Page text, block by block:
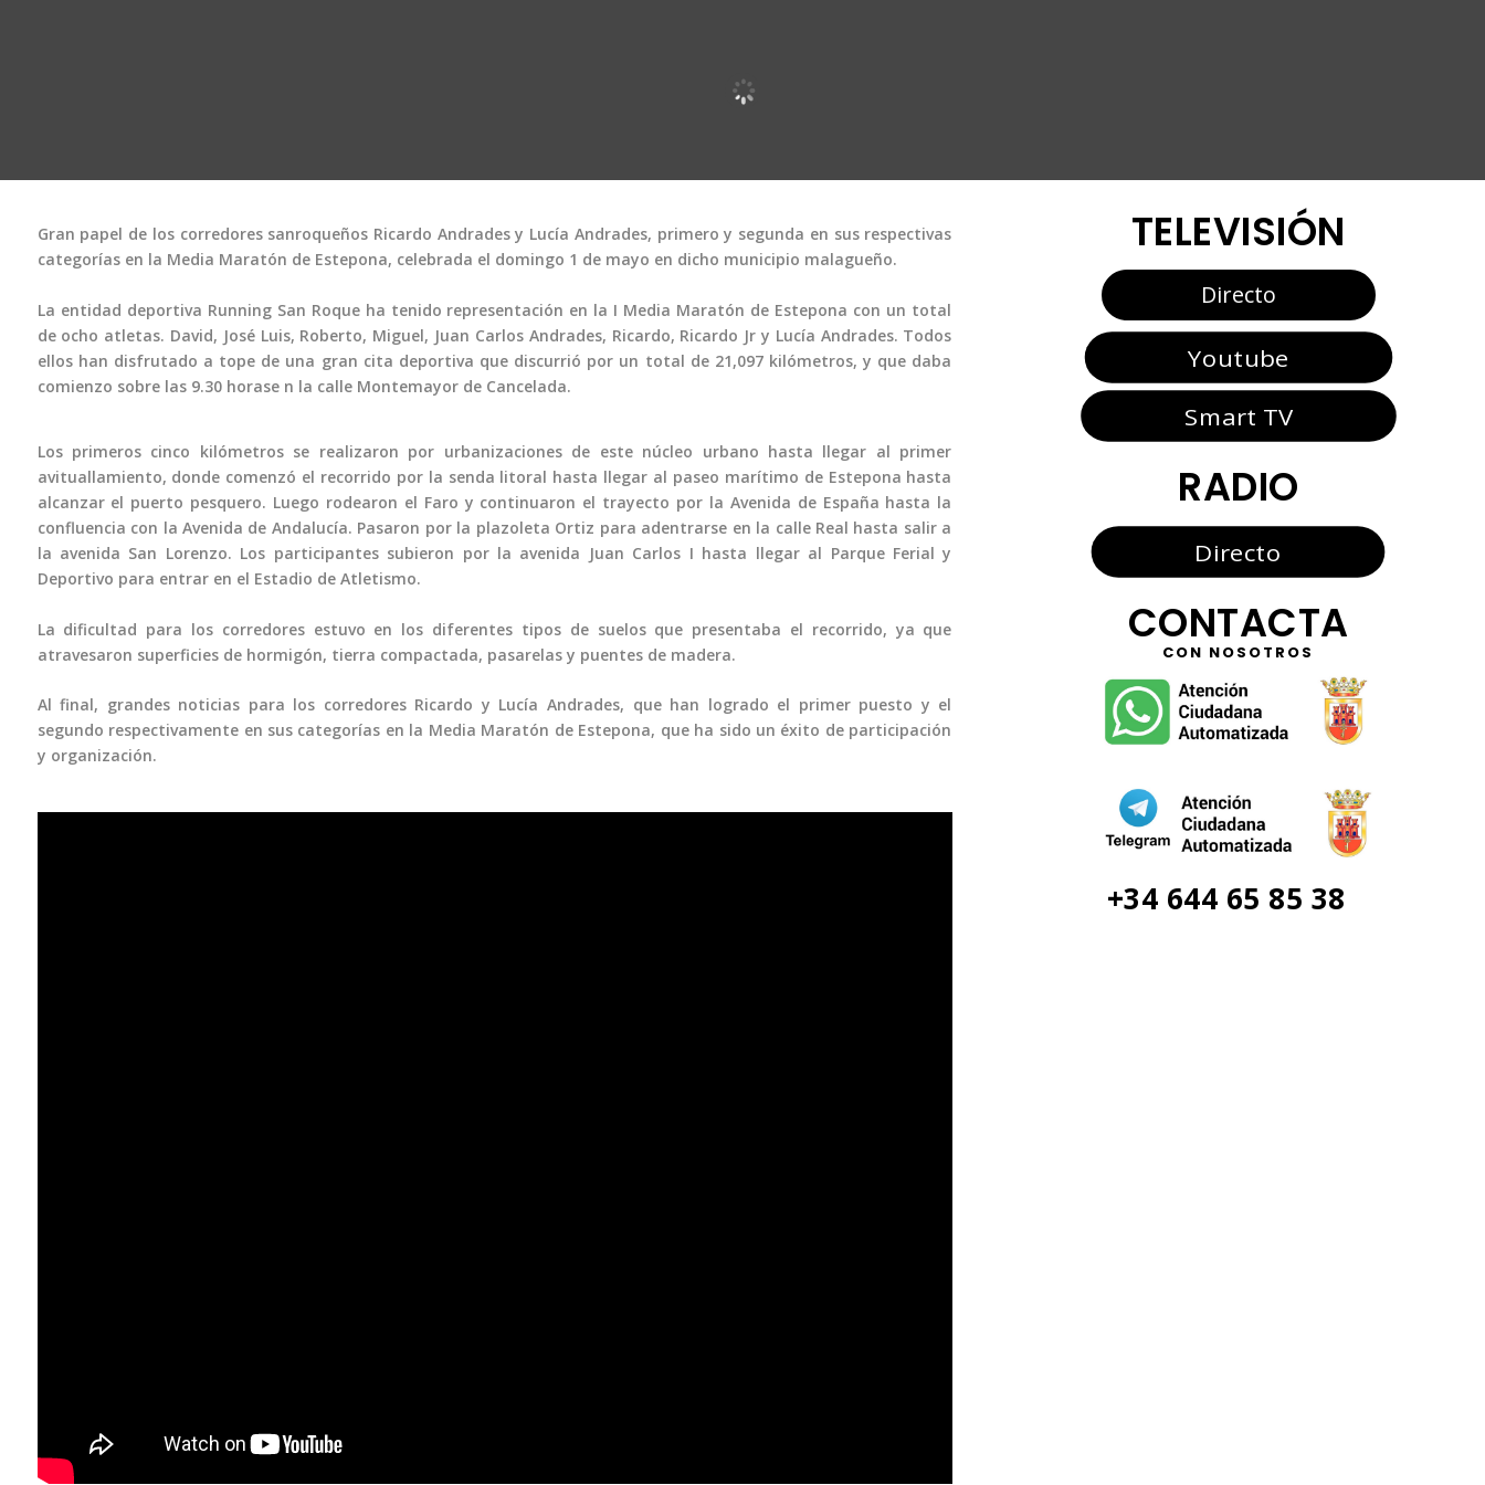
Gran papel de los corredores sanroqueños Ricardo Andrades y Lucía Andrades, primero y segunda en sus respectivas
categorías en la Media Maratón de Estepona, celebrada el domingo 1 de mayo en dicho municipio malagueño.
La entidad deportiva Running San Roque ha tenido representación en la I Media Maratón de Estepona con un total
de ocho atletas. David, José Luis, Roberto, Miguel, Juan Carlos Andrades, Ricardo, Ricardo Jr y Lucía Andrades. Todos
ellos han disfrutado a tope de una gran cita deportiva que discurrió por un total de 21,097 kilómetros, y que daba
comienzo sobre las 9.30 horase n la calle Montemayor de Cancelada.
Los primeros cinco kilómetros se realizaron por urbanizaciones de este núcleo urbano hasta llegar al primer
avituallamiento, donde comenzó el recorrido por la senda litoral hasta llegar al paseo marítimo de Estepona hasta
alcanzar el puerto pesquero. Luego rodearon el Faro y continuaron el trayecto por la Avenida de España hasta la
confluencia con la Avenida de Andalucía. Pasaron por la plazoleta Ortiz para adentrarse en la calle Real hasta salir a
la avenida San Lorenzo. Los participantes subieron por la avenida Juan Carlos I hasta llegar al Parque Ferial y
Deportivo para entrar en el Estadio de Atletismo.
La dificultad para los corredores estuvo en los diferentes tipos de suelos que presentaba el recorrido, ya que
atravesaron superficies de hormigón, tierra compactada, pasarelas y puentes de madera.
Al final, grandes noticias para los corredores Ricardo y Lucía Andrades, que han logrado el primer puesto y el
segundo respectivamente en sus categorías en la Media Maratón de Estepona, que ha sido un éxito de participación
y organización.
TELEVISIÓN
Directo
Youtube
Smart TV
RADIO
Directo
CONTACTA
CON NOSOTROS
+34 644 65 85 38